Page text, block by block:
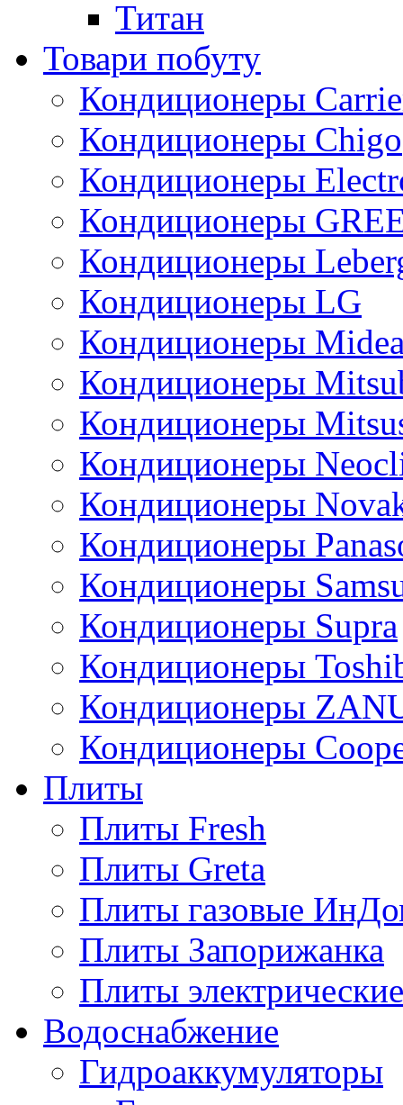
Титан
Товари побуту
Кондиционеры
Кондиционеры Chigo
Кондиционеры
Кондиционеры
Кондиционеры
Кондиционеры LG
Кондиционеры
Кондиционеры
Кондиционеры
Кондиционеры
Кондиционеры
Кондиционеры
Кондиционеры
Кондиционеры Supra
Кондиционеры
Кондиционеры
Кондиционеры
Плиты
Плиты Fresh
Плиты Greta
Плиты газовые
Плиты Запорижанка
Плиты
Водоснабжение
Гидроаккумуляторы